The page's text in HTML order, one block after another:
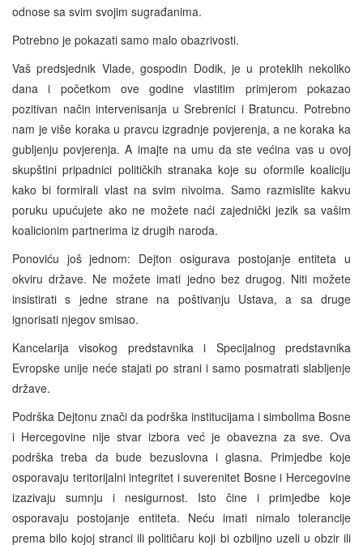
odnose sa svim svojim sugrađanima.
Potrebno je pokazati samo malo obazrivosti.
Vaš predsjednik Vlade, gospodin Dodik, je u proteklih nekoliko
dana i početkom ove godine vlastitim primjerom pokazao
pozitivan način intervenisanja u Srebrenici i Bratuncu. Potrebno
nam je više koraka u pravcu izgradnje povjerenja, a ne koraka ka
gubljenju povjerenja. A imajte na umu da ste većina vas u ovoj
skupštini pripadnici političkih stranaka koje su oformile koaliciju
kako bi formirali vlast na svim nivoima. Samo razmislite kakvu
poruku upućujete ako ne možete naći zajednički jezik sa vašim
koalicionim partnerima iz drugih naroda.
Ponoviću još jednom: Dejton osigurava postojanje entiteta u
okviru države. Ne možete imati jedno bez drugog. Niti možete
insistirati s jedne strane na poštivanju Ustava, a sa druge
ignorisati njegov smisao.
Kancelarija visokog predstavnika i Specijalnog predstavnika
Evropske unije neće stajati po strani i samo posmatrati slabljenje
države.
Podrška Dejtonu znači da podrška institucijama i simbolima Bosne
i Hercegovine nije stvar izbora već je obavezna za sve. Ova
podrška treba da bude bezuslovna i glasna. Primjedbe koje
osporavaju teritorijalni integritet i suverenitet Bosne i Hercegovine
izazivaju sumnju i nesigurnost. Isto čine i primjedbe koje
osporavaju postojanje entiteta. Neću imati nimalo tolerancije
prema bilo kojoj stranci ili političaru koji bi ozbiljno uzeli u obzir ili